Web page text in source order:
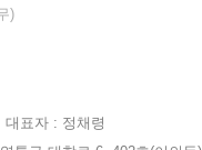
)
대표자 : 정채령